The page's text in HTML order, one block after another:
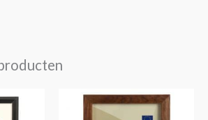
Dit
Prijsklasse:
€5,95
Dit